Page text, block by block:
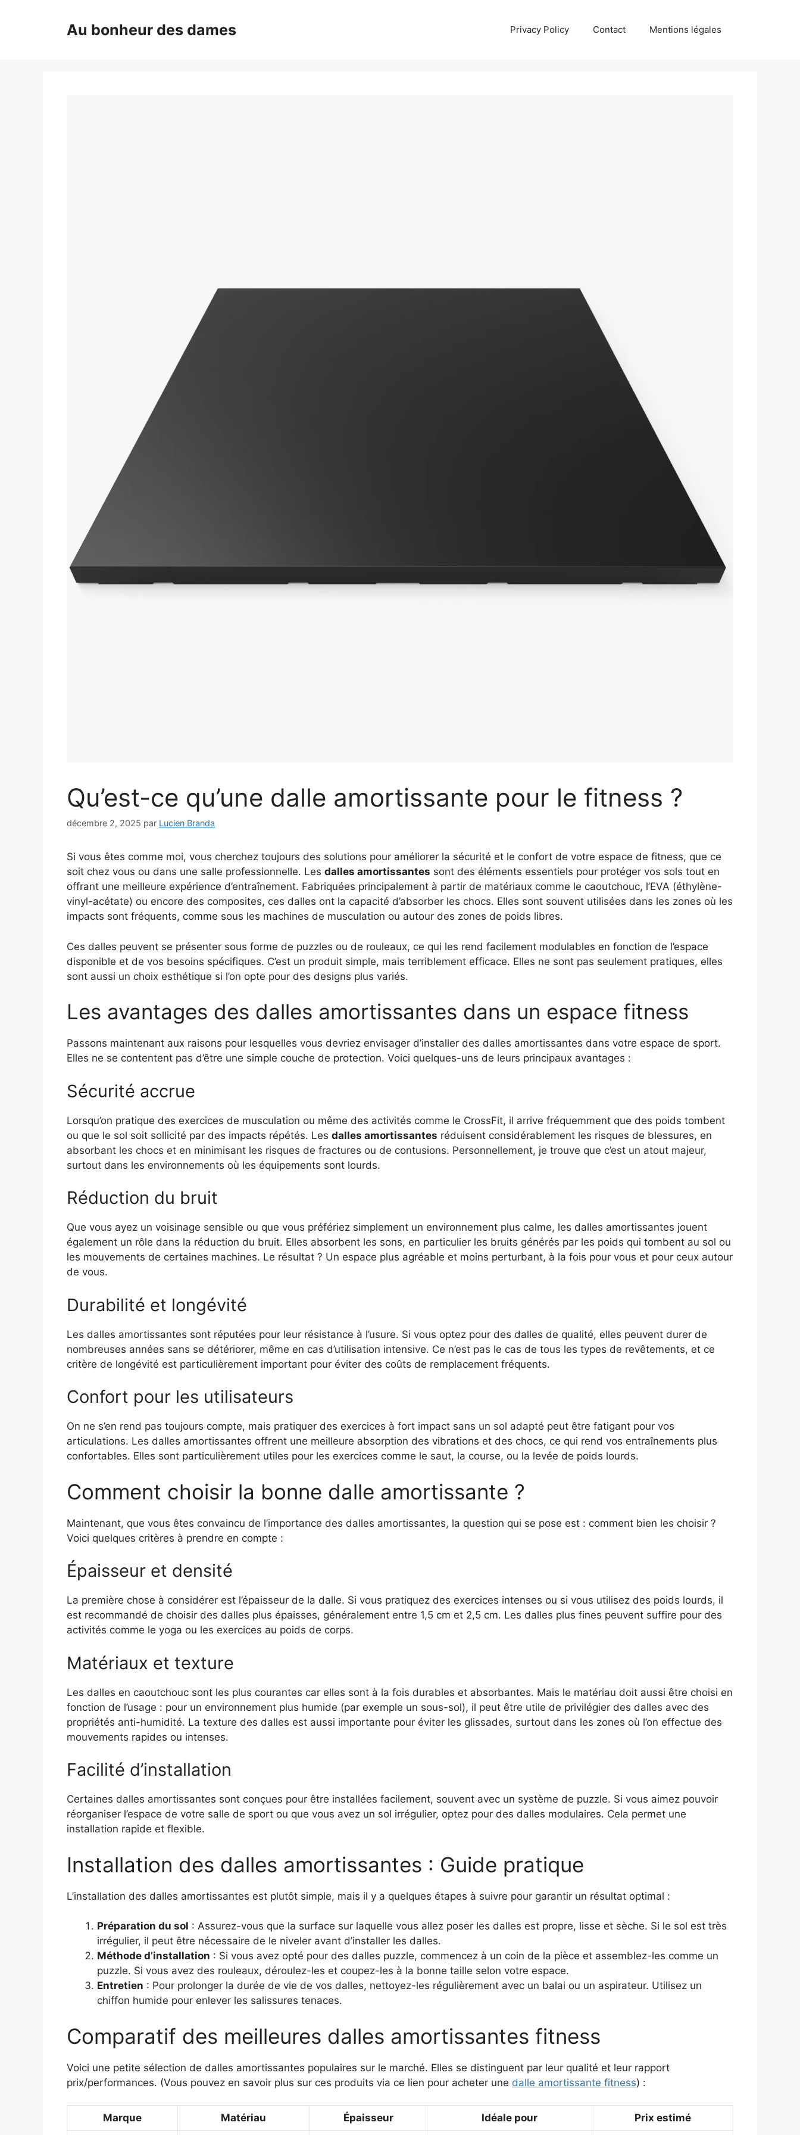
Au bonheur des dames Privacy Policy Contact Mentions légales
Qu’est-ce qu’une dalle amortissante pour le fitness ?
décembre 2, 2025 par Lucien Branda
Si vous êtes comme moi, vous cherchez toujours des solutions pour améliorer la sécurité et le confort de votre espace de fitness, que ce
soit chez vous ou dans une salle professionnelle. Les dalles amortissantes sont des éléments essentiels pour protéger vos sols tout en
offrant une meilleure expérience d’entraînement. Fabriquées principalement à partir de matériaux comme le caoutchouc, l’EVA (éthylène-
vinyl-acétate) ou encore des composites, ces dalles ont la capacité d’absorber les chocs. Elles sont souvent utilisées dans les zones où les
impacts sont fréquents, comme sous les machines de musculation ou autour des zones de poids libres.
Ces dalles peuvent se présenter sous forme de puzzles ou de rouleaux, ce qui les rend facilement modulables en fonction de l’espace
disponible et de vos besoins spécifiques. C’est un produit simple, mais terriblement efficace. Elles ne sont pas seulement pratiques, elles
sont aussi un choix esthétique si l’on opte pour des designs plus variés.
Les avantages des dalles amortissantes dans un espace fitness
Passons maintenant aux raisons pour lesquelles vous devriez envisager d’installer des dalles amortissantes dans votre espace de sport.
Elles ne se contentent pas d’être une simple couche de protection. Voici quelques-uns de leurs principaux avantages :
Sécurité accrue
Lorsqu’on pratique des exercices de musculation ou même des activités comme le CrossFit, il arrive fréquemment que des poids tombent
ou que le sol soit sollicité par des impacts répétés. Les dalles amortissantes réduisent considérablement les risques de blessures, en
absorbant les chocs et en minimisant les risques de fractures ou de contusions. Personnellement, je trouve que c’est un atout majeur,
surtout dans les environnements où les équipements sont lourds.
Réduction du bruit
Que vous ayez un voisinage sensible ou que vous préfériez simplement un environnement plus calme, les dalles amortissantes jouent
également un rôle dans la réduction du bruit. Elles absorbent les sons, en particulier les bruits générés par les poids qui tombent au sol ou
les mouvements de certaines machines. Le résultat ? Un espace plus agréable et moins perturbant, à la fois pour vous et pour ceux autour
de vous.
Durabilité et longévité
Les dalles amortissantes sont réputées pour leur résistance à l’usure. Si vous optez pour des dalles de qualité, elles peuvent durer de
nombreuses années sans se détériorer, même en cas d’utilisation intensive. Ce n’est pas le cas de tous les types de revêtements, et ce
critère de longévité est particulièrement important pour éviter des coûts de remplacement fréquents.
Confort pour les utilisateurs
On ne s’en rend pas toujours compte, mais pratiquer des exercices à fort impact sans un sol adapté peut être fatigant pour vos
articulations. Les dalles amortissantes offrent une meilleure absorption des vibrations et des chocs, ce qui rend vos entraînements plus
confortables. Elles sont particulièrement utiles pour les exercices comme le saut, la course, ou la levée de poids lourds.
Comment choisir la bonne dalle amortissante ?
Maintenant, que vous êtes convaincu de l’importance des dalles amortissantes, la question qui se pose est : comment bien les choisir ?
Voici quelques critères à prendre en compte :
Épaisseur et densité
La première chose à considérer est l’épaisseur de la dalle. Si vous pratiquez des exercices intenses ou si vous utilisez des poids lourds, il
est recommandé de choisir des dalles plus épaisses, généralement entre 1,5 cm et 2,5 cm. Les dalles plus fines peuvent suffire pour des
activités comme le yoga ou les exercices au poids de corps.
Matériaux et texture
Les dalles en caoutchouc sont les plus courantes car elles sont à la fois durables et absorbantes. Mais le matériau doit aussi être choisi en
fonction de l’usage : pour un environnement plus humide (par exemple un sous-sol), il peut être utile de privilégier des dalles avec des
propriétés anti-humidité. La texture des dalles est aussi importante pour éviter les glissades, surtout dans les zones où l’on effectue des
mouvements rapides ou intenses.
Facilité d’installation
Certaines dalles amortissantes sont conçues pour être installées facilement, souvent avec un système de puzzle. Si vous aimez pouvoir
réorganiser l’espace de votre salle de sport ou que vous avez un sol irrégulier, optez pour des dalles modulaires. Cela permet une
installation rapide et flexible.
Installation des dalles amortissantes : Guide pratique
L’installation des dalles amortissantes est plutôt simple, mais il y a quelques étapes à suivre pour garantir un résultat optimal :
Préparation du sol : Assurez-vous que la surface sur laquelle vous allez poser les dalles est propre, lisse et sèche. Si le sol est très
irrégulier, il peut être nécessaire de le niveler avant d’installer les dalles.
Méthode d’installation : Si vous avez opté pour des dalles puzzle, commencez à un coin de la pièce et assemblez-les comme un
puzzle. Si vous avez des rouleaux, déroulez-les et coupez-les à la bonne taille selon votre espace.
Entretien : Pour prolonger la durée de vie de vos dalles, nettoyez-les régulièrement avec un balai ou un aspirateur. Utilisez un
chiffon humide pour enlever les salissures tenaces.
Comparatif des meilleures dalles amortissantes fitness
Voici une petite sélection de dalles amortissantes populaires sur le marché. Elles se distinguent par leur qualité et leur rapport
prix/performances. (Vous pouvez en savoir plus sur ces produits via ce lien pour acheter une dalle amortissante fitness) :
Marque Matériau Épaisseur Idéale pour Prix estimé